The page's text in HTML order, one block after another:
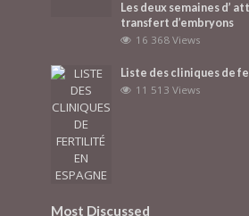
Les deux semaines d’
transfert d’embryons
16 368 Views
Liste des cliniques de
11 513 Views
Most Discussed